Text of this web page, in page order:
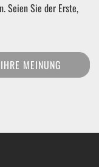
Seien Sie der Erste,
IHRE MEINUNG